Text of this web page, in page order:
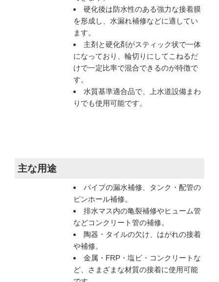
硬化後は防水性のある強力な接着膜
を形成し、水漏れ補修などに適してい
ます。
主剤と硬化剤がスティック状で一体
になっており、輪切りにしてこねるだ
けで一定比率で混合できるのが特徴で
す。
水質基準適合品で、上水道設備まわ
りでも使用可能です。
主な用途
パイプの漏水補修、タンク・配管の
ピンホール補修。
排水マス内の亀裂補修やヒューム管
などコンクリート管の補修。
陶器・タイルの欠け、はがれの接着
や補修。
金属・FRP・塩ビ・コンクリートな
ど、さまざまな材質の接着に使用可能